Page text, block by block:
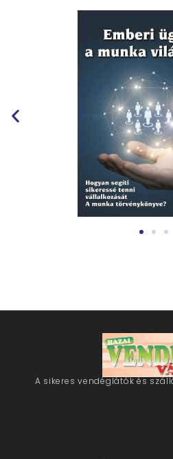
A sikeres vendéglátók és